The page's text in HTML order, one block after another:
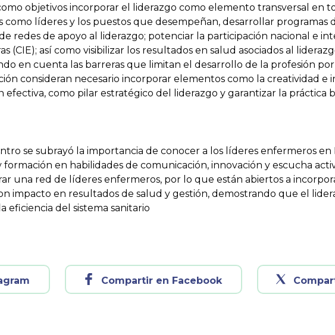
objetivos incorporar el liderazgo como elemento transversal en
líderes y los puestos que desempeñan, desarrollar
redes de apoyo al liderazgo; potenciar la participación nacional e
(CIE); así como visibilizar los resultados en salud asociados al
en cuenta las barreras que limitan el desarrollo de la profesión
consideran necesario incorporar elementos como la creatividad
efectiva, como pilar estratégico del liderazgo y garantizar la práctica
se subrayó la importancia de conocer a los líderes enfermeros
formación en habilidades de comunicación, innovación y escucha
una red de líderes enfermeros, por lo que están abiertos a
impacto en resultados de salud y gestión, demostrando que el
eficiencia del sistema sanitario
Compartir en Facebook